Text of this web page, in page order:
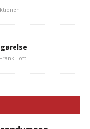
Frank Toft